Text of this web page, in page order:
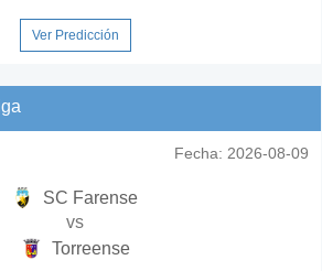
Ver Predicción
Fecha: 2026-08-09
SC Farense
vs
Torreense